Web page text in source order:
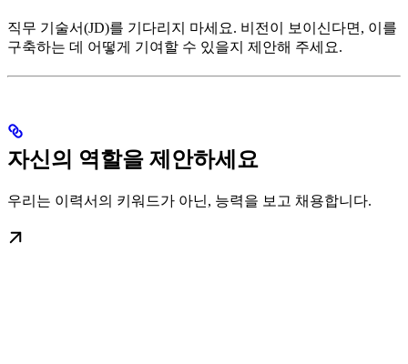
직무 기술서(JD)를 기다리지 마세요. 비전이 보이신다면, 이를
구축하는 데 어떻게 기여할 수 있을지 제안해 주세요.
자신의 역할을 제안하세요
우리는 이력서의 키워드가 아닌, 능력을 보고 채용합니다.